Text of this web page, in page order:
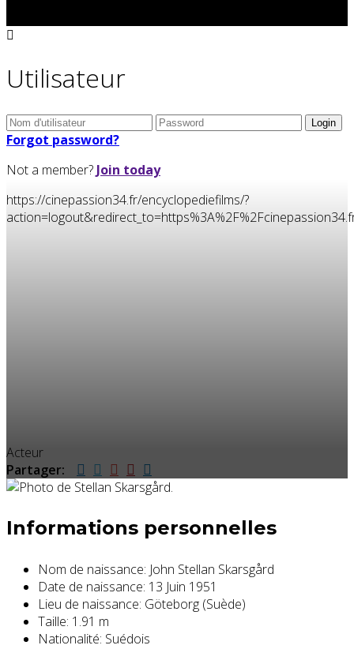
Utilisateur
Forgot password?
Not a member? Join today
https://cinepassion34.fr/encyclopediefilms/?
Acteur
Partager:
Informations personnelles
Nom de naissance: John Stellan Skarsgård
Date de naissance: 13 Juin 1951
Lieu de naissance: Göteborg (Suède)
Taille: 1.91 m
Nationalité: Suédois